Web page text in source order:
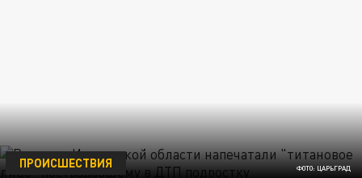
ФОТО: ЦАРЬГРАД
ПРОИСШЕСТВИЯ